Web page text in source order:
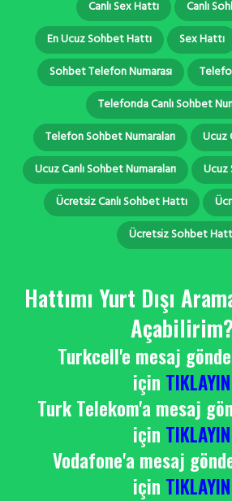
Canlı Sex Hattı
Canlı
En Ucuz Sohbet Hattı
Sex Hattı
Sohbet Telefon Numarası
Telefonda Canlı Sohbet
Telefon Sohbet Numaraları
Ucuz
Ucuz Canlı Sohbet Numaraları
Ucuz
Ücretsiz Canlı Sohbet Hattı
Ücretsiz Sohbet
Hattımı Yurt Dışı
Açabilirim?
Turkcell'e mesaj
için TIKLAYIN
Turk Telekom'a mesaj
için TIKLAYIN
Vodafone'a mesaj
için TIKLAYIN